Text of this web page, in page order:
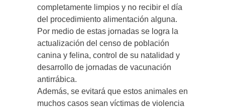
completamente limpios y no recibir el día
del procedimiento alimentación alguna.
Por medio de estas jornadas se logra la
actualización del censo de población
canina y felina, control de su natalidad y
desarrollo de jornadas de vacunación
antirrábica.
Además, se evitará que estos animales en
muchos casos sean víctimas de violencia